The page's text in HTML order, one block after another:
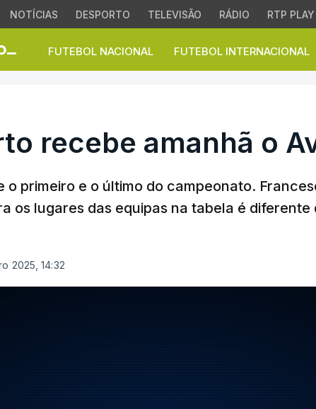
NOTÍCIAS DESPORTO TELEVISÃO RÁDIO RTP PLAY
FUTEBOL NACIONAL FUTEBOL INTERNACIONAL
recebe amanhã o Aves
recebe amanhã o
o primeiro e o último do campeonato.
os lugares das equipas na tabela é diferente
2025, 14:32